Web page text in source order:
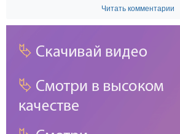
Читать комментарии